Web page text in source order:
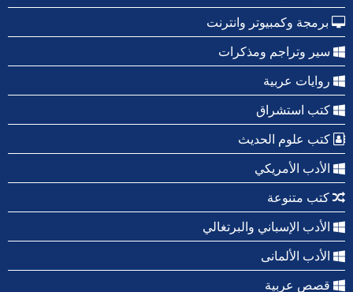
برمجة وكمبيوتر وانترنت
سير وتراجم ومذكرات
روايات عربية
كتب استشراق
كتب علوم الحديث
الأدب الأمريكي
كتب متنوعة
الأدب الإسباني والبرتغالي
الأدب الألمانى
قصص عربية